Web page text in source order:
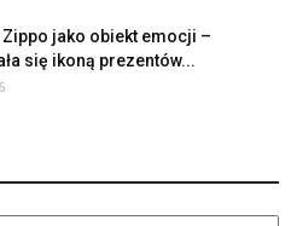
jako obiekt emocji –
się ikoną prezentów...